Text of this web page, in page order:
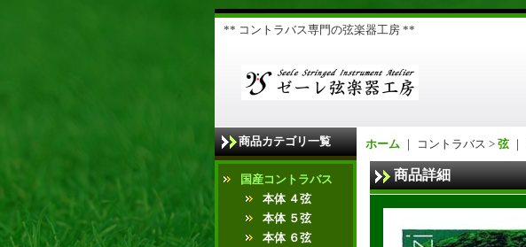
** コントラバス専門の弦楽器工房 **
商品カテゴリ一覧
国産コントラバス
本体 ４弦
本体 ５弦
本体 ６弦
ホーム ｜ コントラバス > 弦｜
商品詳細